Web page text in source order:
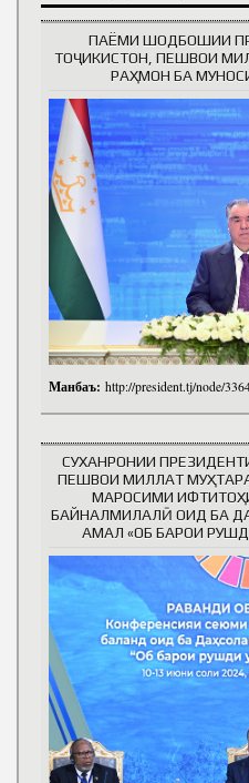
ПАЁМИ ШОДБОШИИ
ТОҶИКИСТОН, ПЕШВОИ
РАҲМОН БА
Манбаъ: http://president.tj/node/
СУХАНРОНИИ
ПЕШВОИ МИЛЛАТ
МАРОСИМИ
БАЙНАЛМИЛАЛӢ ОИД БА
АМАЛ «ОБ БАРОИ